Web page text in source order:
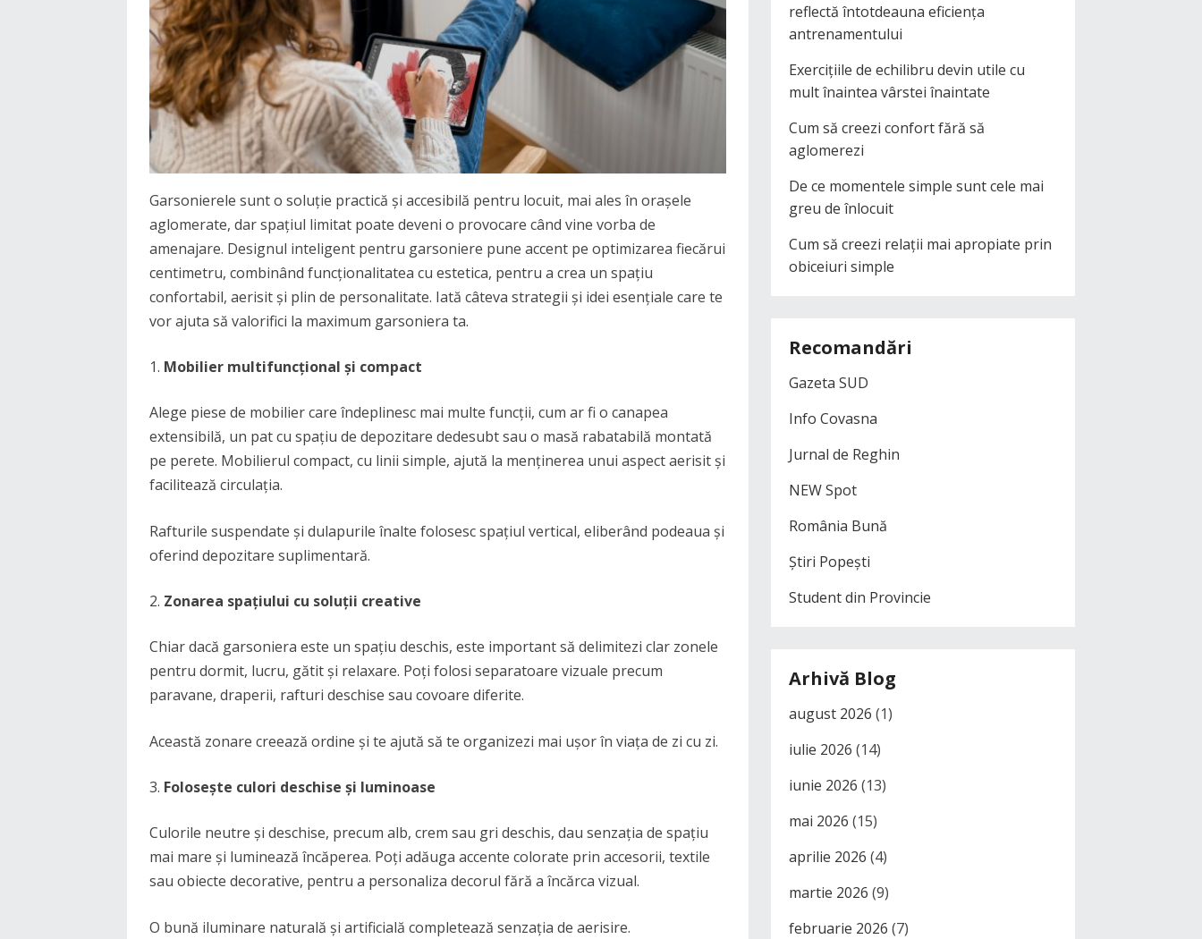
Garsonierele sunt o soluție practică și accesibilă pentru locuit, mai ales în orașele
aglomerate, dar spațiul limitat poate deveni o provocare când vine vorba de
amenajare. Designul inteligent pentru garsoniere pune accent pe optimizarea fiecărui
centimetru, combinând funcționalitatea cu estetica, pentru a crea un spațiu
confortabil, aerisit și plin de personalitate. Iată câteva strategii și idei esențiale care te
vor ajuta să valorifici la maximum garsoniera ta.
Mobilier multifuncțional și compact
Alege piese de mobilier care îndeplinesc mai multe funcții, cum ar fi o canapea
extensibilă, un pat cu spațiu de depozitare dedesubt sau o masă rabatabilă montată
pe perete. Mobilierul compact, cu linii simple, ajută la menținerea unui aspect aerisit și
facilitează circulația.
Rafturile suspendate și dulapurile înalte folosesc spațiul vertical, eliberând podeaua și
oferind depozitare suplimentară.
Zonarea spațiului cu soluții creative
Chiar dacă garsoniera este un spațiu deschis, este important să delimitezi clar zonele
pentru dormit, lucru, gătit și relaxare. Poți folosi separatoare vizuale precum
paravane, draperii, rafturi deschise sau covoare diferite.
Această zonare creează ordine și te ajută să te organizezi mai ușor în viața de zi cu zi.
Folosește culori deschise și luminoase
Culorile neutre și deschise, precum alb, crem sau gri deschis, dau senzația de spațiu
mai mare și luminează încăperea. Poți adăuga accente colorate prin accesorii, textile
sau obiecte decorative, pentru a personaliza decorul fără a încărca vizual.
O bună iluminare naturală și artificială completează senzația de aerisire.
reflectă întotdeauna eficiența
antrenamentului
Exercițiile de echilibru devin utile cu
mult înaintea vârstei înaintate
Cum să creezi confort fără să
aglomerezi
De ce momentele simple sunt cele mai
greu de înlocuit
Cum să creezi relații mai apropiate prin
obiceiuri simple
Recomandări
Gazeta SUD
Info Covasna
Jurnal de Reghin
NEW Spot
România Bună
Știri Popești
Student din Provincie
Arhivă Blog
august 2026 (1)
iulie 2026 (14)
iunie 2026 (13)
mai 2026 (15)
aprilie 2026 (4)
martie 2026 (9)
februarie 2026 (7)